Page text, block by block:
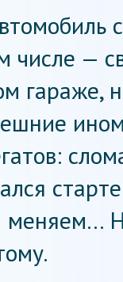
числе —
гараже,